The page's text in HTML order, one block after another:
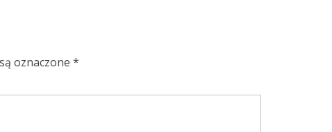
oznaczone *